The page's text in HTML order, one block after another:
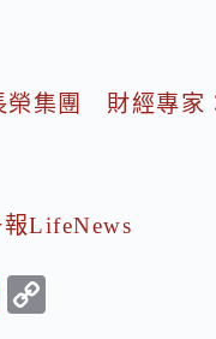
榮集團 財經專家
LifeNews
Li